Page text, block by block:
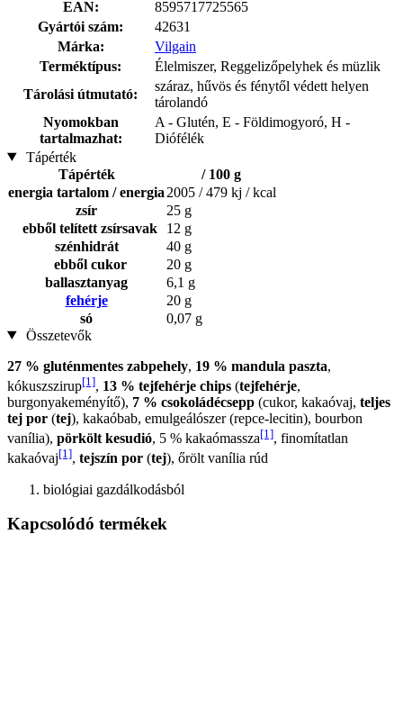
EAN:
8595717725565
Gyártói szám:
42631
Márka:
Vilgain
Terméktípus:
Élelmiszer, Reggelizőpelyhek és müzlik
Tárolási útmutató:
száraz, hűvös és fénytől védett helyen
tárolandó
Nyomokban
tartalmazhat:
A - Glutén, E - Földimogyoró, H -
Diófélék
Tápérték
Tápérték
/ 100 g
energia tartalom / energia 2005 / 479 kj / kcal
zsír
25 g
ebből telített zsírsavak
12 g
szénhidrát
40 g
ebből cukor
20 g
ballasztanyag
6,1 g
fehérje
20 g
só
0,07 g
Összetevők
27 % gluténmentes zabpehely, 19 % mandula paszta,
kókuszszirup[1], 13 % tejfehérje chips (tejfehérje,
burgonyakeményítő), 7 % csokoládécsepp (cukor, kakaóvaj, teljes
tej por (tej), kakaóbab, emulgeálószer (repce-lecitin), bourbon
vanília), pörkölt kesudió, 5 % kakaómassza[1], finomítatlan
kakaóvaj[1], tejszín por (tej), őrölt vanília rúd
biológiai gazdálkodásból
Kapcsolódó termékek